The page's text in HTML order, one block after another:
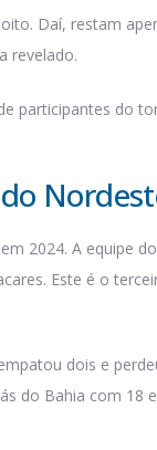
Daí, restam
revelado.
participantes do
2024. A equipe
Este é o
dois e
do Bahia com 18